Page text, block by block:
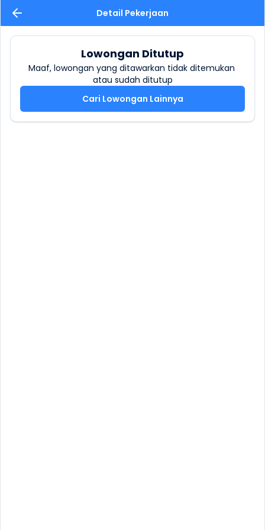
Detail Pekerjaan
Lowongan Ditutup
Maaf, lowongan yang ditawarkan tidak ditemukan
atau sudah ditutup
Cari Lowongan Lainnya